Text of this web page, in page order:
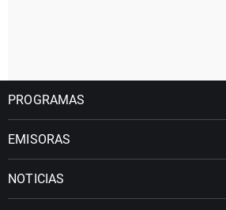
PROGRAMAS
EMISORAS
NOTICIAS